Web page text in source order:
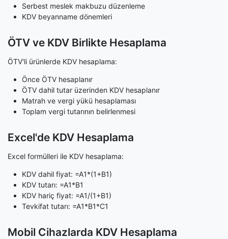
Serbest meslek makbuzu düzenleme
KDV beyanname dönemleri
ÖTV ve KDV Birlikte Hesaplama
ÖTV'li ürünlerde KDV hesaplama:
Önce ÖTV hesaplanır
ÖTV dahil tutar üzerinden KDV hesaplanır
Matrah ve vergi yükü hesaplaması
Toplam vergi tutarının belirlenmesi
Excel'de KDV Hesaplama
Excel formülleri ile KDV hesaplama:
KDV dahil fiyat: =A1*(1+B1)
KDV tutarı: =A1*B1
KDV hariç fiyat: =A1/(1+B1)
Tevkifat tutarı: =A1*B1*C1
Mobil Cihazlarda KDV Hesaplama